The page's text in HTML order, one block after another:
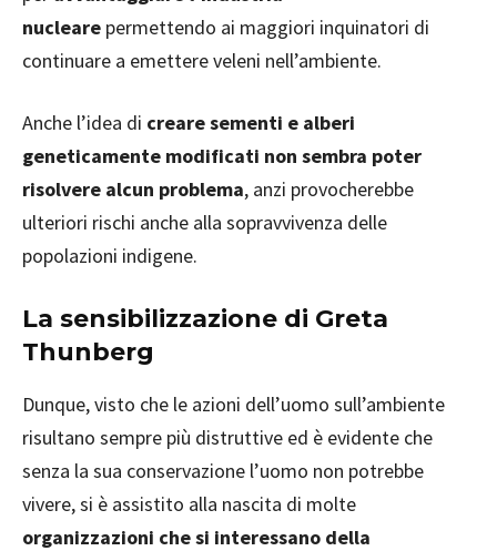
nucleare permettendo ai maggiori inquinatori di
continuare a emettere veleni nell’ambiente.
Anche l’idea di creare sementi e alberi
geneticamente modificati non sembra poter
risolvere alcun problema, anzi provocherebbe
ulteriori rischi anche alla sopravvivenza delle
popolazioni indigene.
La sensibilizzazione di Greta
Thunberg
Dunque, visto che le azioni dell’uomo sull’ambiente
risultano sempre più distruttive ed è evidente che
senza la sua conservazione l’uomo non potrebbe
vivere, si è assistito alla nascita di molte
organizzazioni che si interessano della